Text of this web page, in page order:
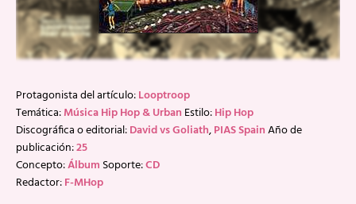
Protagonista del artículo:Looptroop
Temática:Música Hip Hop & Urban Estilo:Hip Hop
Discográfica o editorial:David vs Goliath,PIAS SpainAño de
publicación:25
Concepto:Álbum Soporte:CD
Redactor:F-MHop